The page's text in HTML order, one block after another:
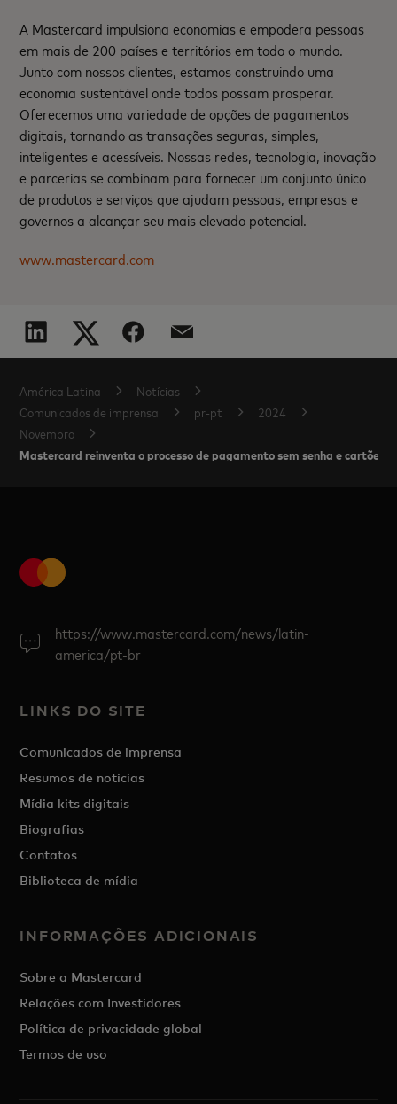
A Mastercard impulsiona economias e empodera pessoas
em mais de 200 países e territórios em todo o mundo.
Junto com nossos clientes, estamos construindo uma
economia sustentável onde todos possam prosperar.
Oferecemos uma variedade de opções de pagamentos
digitais, tornando as transações seguras, simples,
inteligentes e acessíveis. Nossas redes, tecnologia, inovação
e parcerias se combinam para fornecer um conjunto único
de produtos e serviços que ajudam pessoas, empresas e
governos a alcançar seu mais elevado potencial.
www.mastercard.com
América Latina
Notícias
Comunicados de imprensa
pr-pt
2024
Novembro
Mastercard reinventa o processo de pagamento sem senha e cartões
https://www.mastercard.com/news/latin-
america/pt-br
LINKS DO SITE
Comunicados de imprensa
Resumos de notícias
Mídia kits digitais
Biografias
Contatos
Biblioteca de mídia
INFORMAÇÕES ADICIONAIS
Sobre a Mastercard
Relações com Investidores
Política de privacidade global
Termos de uso